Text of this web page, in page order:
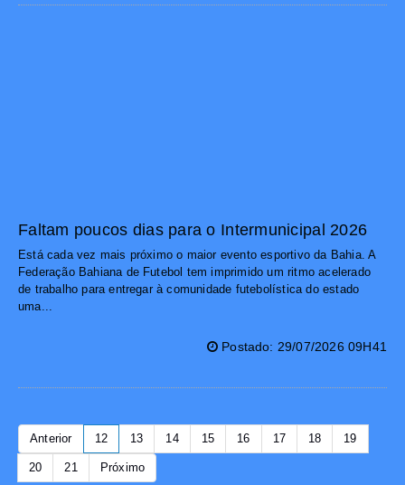
Faltam poucos dias para o Intermunicipal 2026
Está cada vez mais próximo o maior evento esportivo da Bahia. A
Federação Bahiana de Futebol tem imprimido um ritmo acelerado
de trabalho para entregar à comunidade futebolística do estado
uma...
Postado: 29/07/2026 09H41
Anterior 12 13 14 15 16 17 18 19
20 21 Próximo